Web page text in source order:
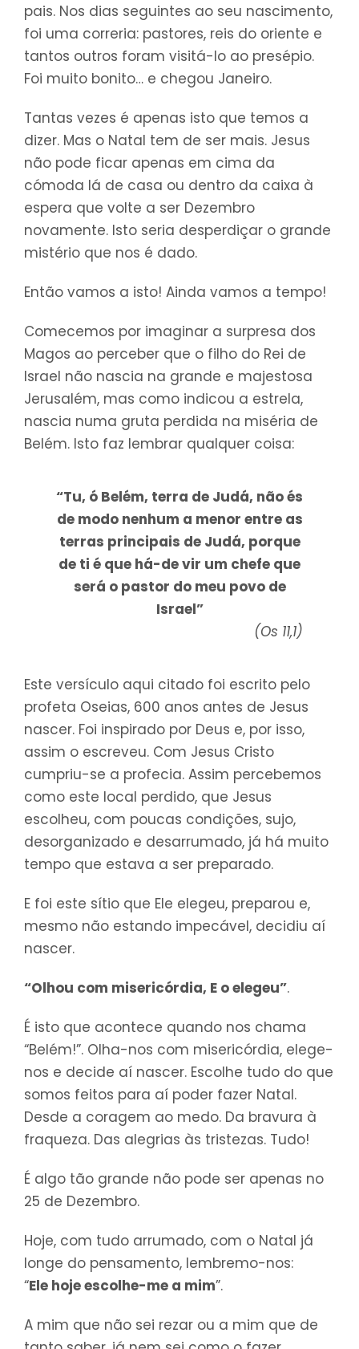
pais. Nos dias seguintes ao seu nascimento,
foi uma correria: pastores, reis do oriente e
tantos outros foram visitá-lo ao presépio.
Foi muito bonito… e chegou Janeiro.
Tantas vezes é apenas isto que temos a
dizer. Mas o Natal tem de ser mais. Jesus
não pode ficar apenas em cima da
cómoda lá de casa ou dentro da caixa à
espera que volte a ser Dezembro
novamente. Isto seria desperdiçar o grande
mistério que nos é dado.
Então vamos a isto! Ainda vamos a tempo!
Comecemos por imaginar a surpresa dos
Magos ao perceber que o filho do Rei de
Israel não nascia na grande e majestosa
Jerusalém, mas como indicou a estrela,
nascia numa gruta perdida na miséria de
Belém. Isto faz lembrar qualquer coisa:
“Tu, ó Belém, terra de Judá, não és
de modo nenhum a menor entre as
terras principais de Judá, porque
de ti é que há-de vir um chefe que
será o pastor do meu povo de
Israel”
(Os 11,1)
Este versículo aqui citado foi escrito pelo
profeta Oseias, 600 anos antes de Jesus
nascer. Foi inspirado por Deus e, por isso,
assim o escreveu. Com Jesus Cristo
cumpriu-se a profecia. Assim percebemos
como este local perdido, que Jesus
escolheu, com poucas condições, sujo,
desorganizado e desarrumado, já há muito
tempo que estava a ser preparado.
E foi este sítio que Ele elegeu, preparou e,
mesmo não estando impecável, decidiu aí
nascer.
“Olhou com misericórdia, E o elegeu”.
É isto que acontece quando nos chama
“Belém!”. Olha-nos com misericórdia, elege-
nos e decide aí nascer. Escolhe tudo do que
somos feitos para aí poder fazer Natal.
Desde a coragem ao medo. Da bravura à
fraqueza. Das alegrias às tristezas. Tudo!
É algo tão grande não pode ser apenas no
25 de Dezembro.
Hoje, com tudo arrumado, com o Natal já
longe do pensamento, lembremo-nos:
“Ele hoje escolhe-me a mim”.
A mim que não sei rezar ou a mim que de